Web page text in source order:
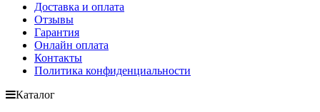
Доставка и оплата
Отзывы
Гарантия
Онлайн оплата
Контакты
Политика конфиденциальности
Каталог